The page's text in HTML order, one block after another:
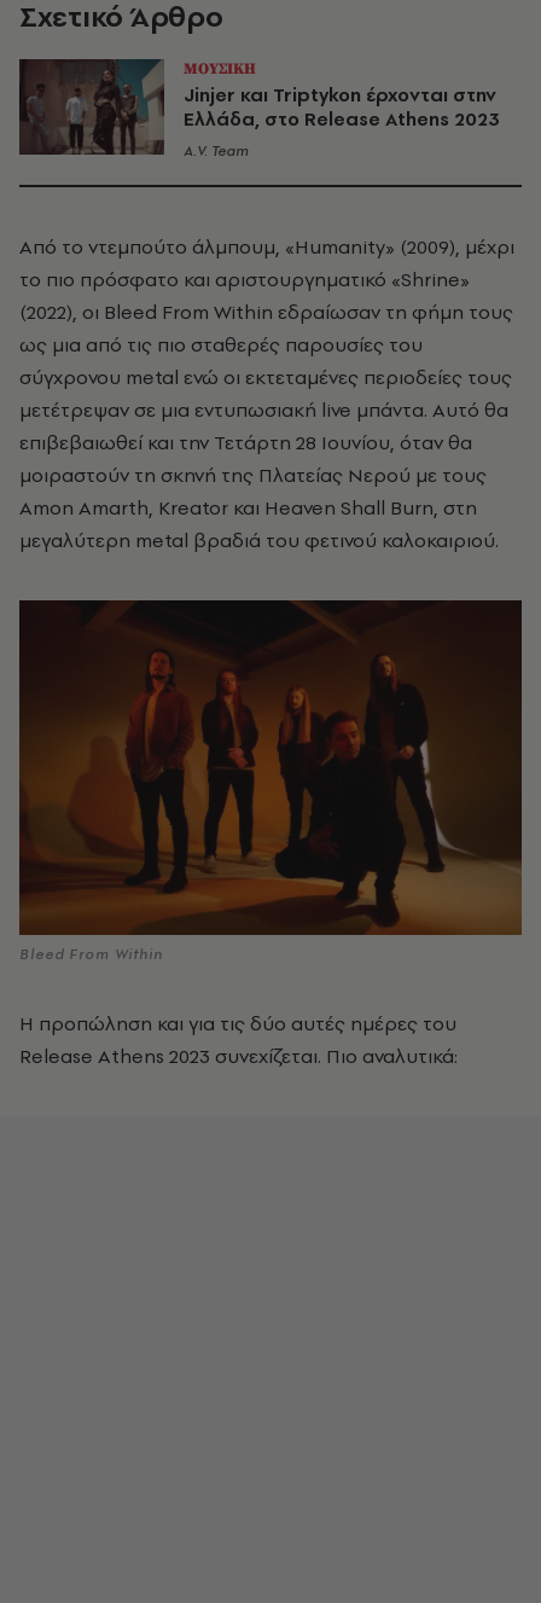
Σχετικό Άρθρο
ΜΟΥΣΙΚΗ
Jinjer και Triptykon έρχονται στην
Ελλάδα, στο Release Athens 2023
A.V. Team
Από το ντεμπούτο άλμπουμ, «Humanity» (2009), μέχρι
το πιο πρόσφατο και αριστουργηματικό «Shrine»
(2022), οι Bleed From Within εδραίωσαν τη φήμη τους
ως μια από τις πιο σταθερές παρουσίες του
σύγχρονου metal ενώ οι εκτεταμένες περιοδείες τους
μετέτρεψαν σε μια εντυπωσιακή live μπάντα. Αυτό θα
επιβεβαιωθεί και την Τετάρτη 28 Ιουνίου, όταν θα
μοιραστούν τη σκηνή της Πλατείας Νερού με τους
Amon Amarth, Kreator και Heaven Shall Burn, στη
μεγαλύτερη metal βραδιά του φετινού καλοκαιριού.
Bleed From Within
H προπώληση και για τις δύο αυτές ημέρες του
Release Athens 2023 συνεχίζεται. Πιο αναλυτικά: